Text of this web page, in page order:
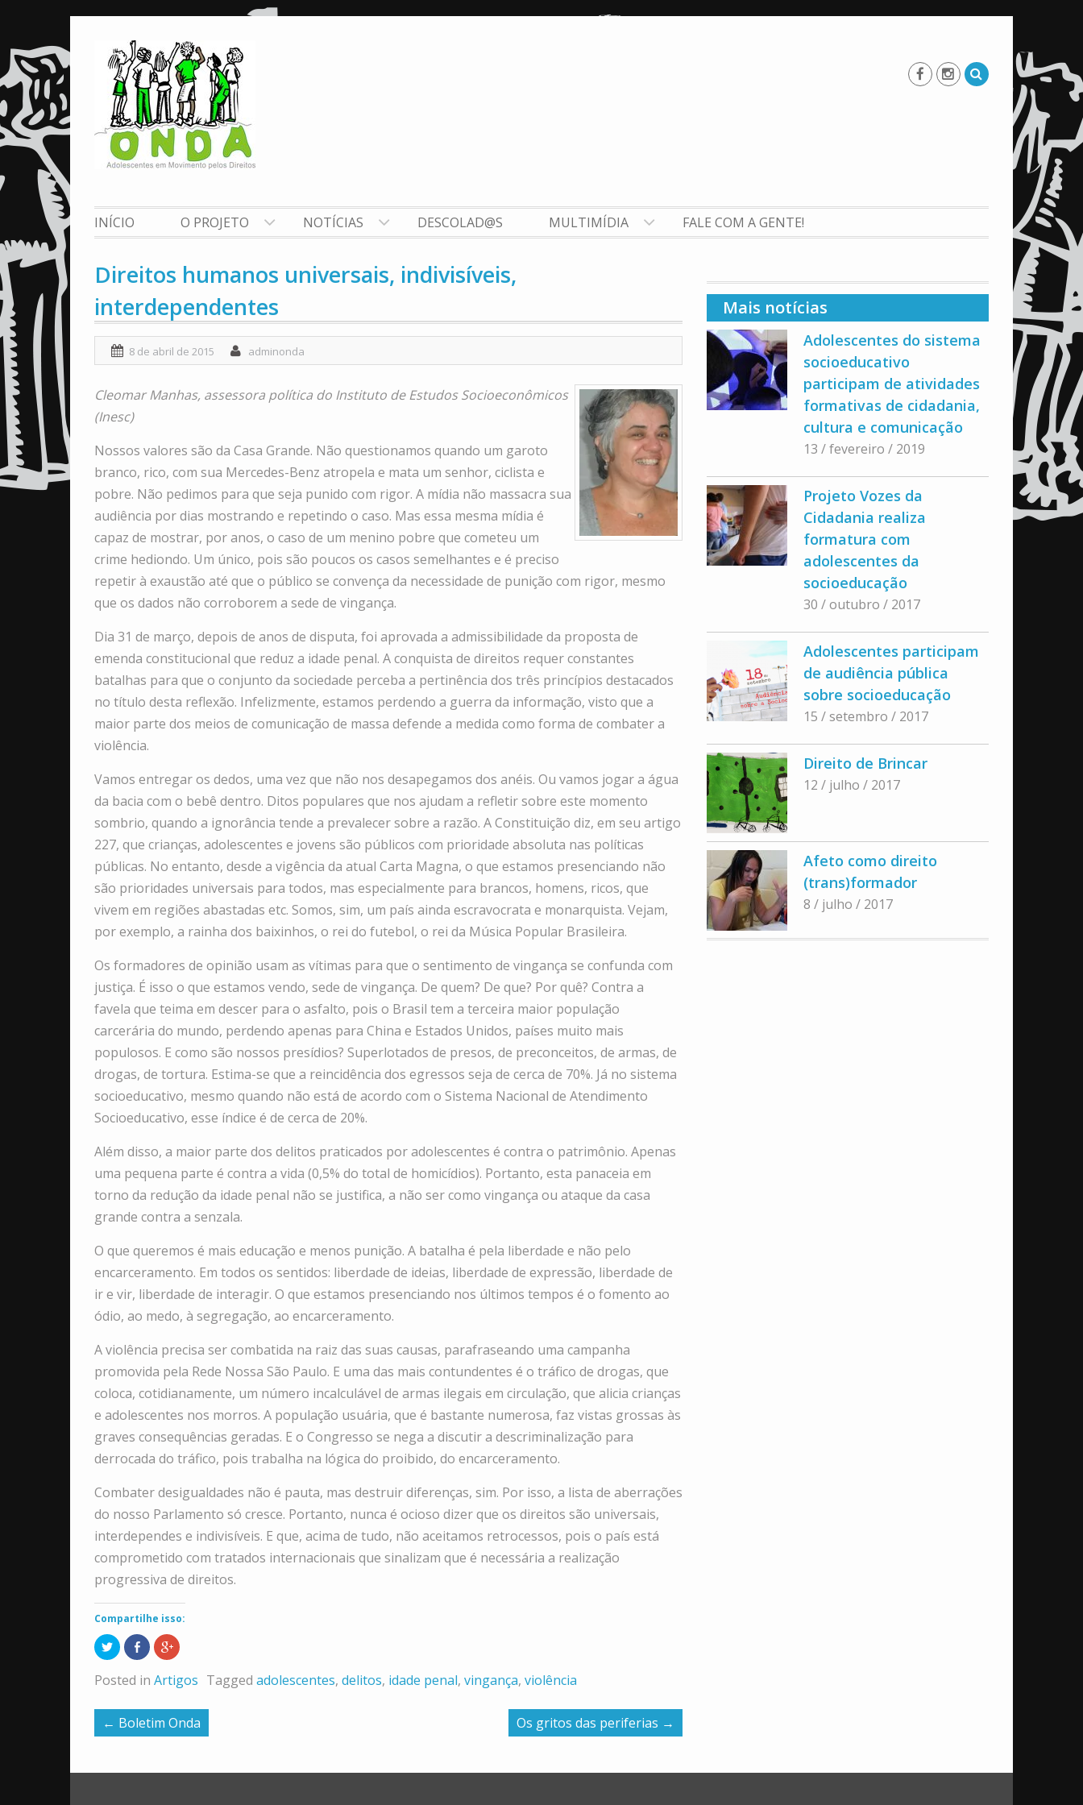
content
INÍCIO O PROJETO NOTÍCIAS DESCOLAD@S MULTIMÍDIA FALE COM A GENTE!
Direitos humanos universais, indivisíveis,
interdependentes
8 de abril de 2015 adminonda
Cleomar Manhas, assessora política do Instituto de Estudos Socioeconômicos
(Inesc)
Nossos valores são da Casa Grande. Não questionamos quando um garoto
branco, rico, com sua Mercedes-Benz atropela e mata um senhor, ciclista e
pobre. Não pedimos para que seja punido com rigor. A mídia não massacra sua
audiência por dias mostrando e repetindo o caso. Mas essa mesma mídia é
capaz de mostrar, por anos, o caso de um menino pobre que cometeu um
crime hediondo. Um único, pois são poucos os casos semelhantes e é preciso
repetir à exaustão até que o público se convença da necessidade de punição com rigor, mesmo
que os dados não corroborem a sede de vingança.
Dia 31 de março, depois de anos de disputa, foi aprovada a admissibilidade da proposta de
emenda constitucional que reduz a idade penal. A conquista de direitos requer constantes
batalhas para que o conjunto da sociedade perceba a pertinência dos três princípios destacados
no título desta reflexão. Infelizmente, estamos perdendo a guerra da informação, visto que a
maior parte dos meios de comunicação de massa defende a medida como forma de combater a
violência.
Vamos entregar os dedos, uma vez que não nos desapegamos dos anéis. Ou vamos jogar a água
da bacia com o bebê dentro. Ditos populares que nos ajudam a refletir sobre este momento
sombrio, quando a ignorância tende a prevalecer sobre a razão. A Constituição diz, em seu artigo
227, que crianças, adolescentes e jovens são públicos com prioridade absoluta nas políticas
públicas. No entanto, desde a vigência da atual Carta Magna, o que estamos presenciando não
são prioridades universais para todos, mas especialmente para brancos, homens, ricos, que
vivem em regiões abastadas etc. Somos, sim, um país ainda escravocrata e monarquista. Vejam,
por exemplo, a rainha dos baixinhos, o rei do futebol, o rei da Música Popular Brasileira.
Os formadores de opinião usam as vítimas para que o sentimento de vingança se confunda com
justiça. É isso o que estamos vendo, sede de vingança. De quem? De que? Por quê? Contra a
favela que teima em descer para o asfalto, pois o Brasil tem a terceira maior população
carcerária do mundo, perdendo apenas para China e Estados Unidos, países muito mais
populosos. E como são nossos presídios? Superlotados de presos, de preconceitos, de armas, de
drogas, de tortura. Estima-se que a reincidência dos egressos seja de cerca de 70%. Já no sistema
socioeducativo, mesmo quando não está de acordo com o Sistema Nacional de Atendimento
Socioeducativo, esse índice é de cerca de 20%.
Além disso, a maior parte dos delitos praticados por adolescentes é contra o patrimônio. Apenas
uma pequena parte é contra a vida (0,5% do total de homicídios). Portanto, esta panaceia em
torno da redução da idade penal não se justifica, a não ser como vingança ou ataque da casa
grande contra a senzala.
O que queremos é mais educação e menos punição. A batalha é pela liberdade e não pelo
encarceramento. Em todos os sentidos: liberdade de ideias, liberdade de expressão, liberdade de
ir e vir, liberdade de interagir. O que estamos presenciando nos últimos tempos é o fomento ao
ódio, ao medo, à segregação, ao encarceramento.
A violência precisa ser combatida na raiz das suas causas, parafraseando uma campanha
promovida pela Rede Nossa São Paulo. E uma das mais contundentes é o tráfico de drogas, que
coloca, cotidianamente, um número incalculável de armas ilegais em circulação, que alicia crianças
e adolescentes nos morros. A população usuária, que é bastante numerosa, faz vistas grossas às
graves consequências geradas. E o Congresso se nega a discutir a descriminalização para
derrocada do tráfico, pois trabalha na lógica do proibido, do encarceramento.
Combater desigualdades não é pauta, mas destruir diferenças, sim. Por isso, a lista de aberrações
do nosso Parlamento só cresce. Portanto, nunca é ocioso dizer que os direitos são universais,
interdependes e indivisíveis. E que, acima de tudo, não aceitamos retrocessos, pois o país está
comprometido com tratados internacionais que sinalizam que é necessária a realização
progressiva de direitos.
Compartilhe isso:
Clique
para
compartilhar
no
Twitter(abre
janela)
Compartilhar
no
Facebook(abre
em
nova
Compartilhe
no
(abre
em
Posted in Artigos Tagged adolescentes, delitos, idade penal, vingança, violência
← Boletim Onda Os gritos das periferias →
Mais notícias
Adolescentes do sistema
socioeducativo
participam de atividades
formativas de cidadania,
cultura e comunicação
13 / fevereiro / 2019
Projeto Vozes da
Cidadania realiza
formatura com
adolescentes da
socioeducação
30 / outubro / 2017
Adolescentes participam
de audiência pública
sobre socioeducação
15 / setembro / 2017
Direito de Brincar
12 / julho / 2017
Afeto como direito
(trans)formador
8 / julho / 2017